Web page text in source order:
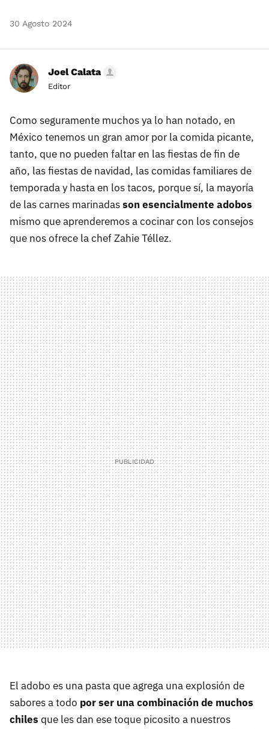
30 Agosto 2024
Joel Calata
Editor
Como seguramente muchos ya lo han notado, en
México tenemos un gran amor por la comida picante,
tanto, que no pueden faltar en las fiestas de fin de
año, las fiestas de navidad, las comidas familiares de
temporada y hasta en los tacos, porque sí, la mayoría
de las carnes marinadasson esencialmente adobos
mismo que aprenderemos a cocinar con los consejos
que nos ofrece la chef Zahie Téllez.
El adobo es una pasta que agrega una explosión de
sabores a todo por ser una combinación de muchos
chiles que les dan ese toque picosito a nuestros